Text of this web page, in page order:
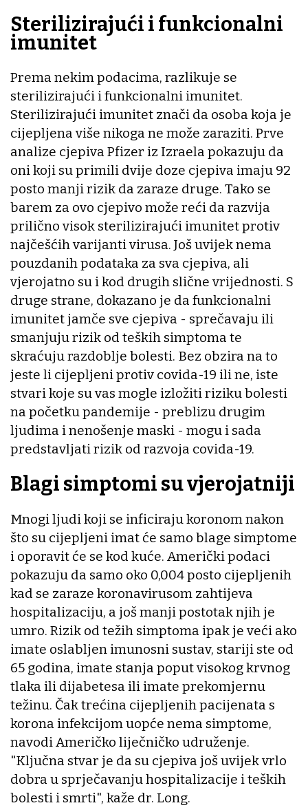
Sterilizirajući i funkcionalni
imunitet
Prema nekim podacima, razlikuje se
sterilizirajući i funkcionalni imunitet.
Sterilizirajući imunitet znači da osoba koja je
cijepljena više nikoga ne može zaraziti. Prve
analize cjepiva Pfizer iz Izraela pokazuju da
oni koji su primili dvije doze cjepiva imaju 92
posto manji rizik da zaraze druge. Tako se
barem za ovo cjepivo može reći da razvija
prilično visok sterilizirajući imunitet protiv
najčešćih varijanti virusa. Još uvijek nema
pouzdanih podataka za sva cjepiva, ali
vjerojatno su i kod drugih slične vrijednosti. S
druge strane, dokazano je da funkcionalni
imunitet jamče sve cjepiva - sprečavaju ili
smanjuju rizik od teških simptoma te
skraćuju razdoblje bolesti. Bez obzira na to
jeste li cijepljeni protiv covida-19 ili ne, iste
stvari koje su vas mogle izložiti riziku bolesti
na početku pandemije - preblizu drugim
ljudima i nenošenje maski - mogu i sada
predstavljati rizik od razvoja covida-19.
Blagi simptomi su vjerojatniji
Mnogi ljudi koji se inficiraju koronom nakon
što su cijepljeni imat će samo blage simptome
i oporavit će se kod kuće. Američki podaci
pokazuju da samo oko 0,004 posto cijepljenih
kad se zaraze koronavirusom zahtijeva
hospitalizaciju, a još manji postotak njih je
umro. Rizik od težih simptoma ipak je veći ako
imate oslabljen imunosni sustav, stariji ste od
65 godina, imate stanja poput visokog krvnog
tlaka ili dijabetesa ili imate prekomjernu
težinu. Čak trećina cijepljenih pacijenata s
korona infekcijom uopće nema simptome,
navodi Američko liječničko udruženje.
"Ključna stvar je da su cjepiva još uvijek vrlo
dobra u sprječavanju hospitalizacije i teških
bolesti i smrti", kaže dr. Long.